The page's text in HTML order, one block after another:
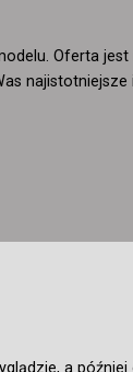
Oferta jest
najistotniejsze
a później